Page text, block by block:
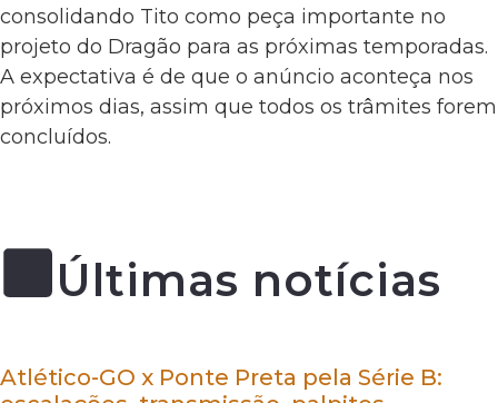
consolidando Tito como peça importante no
projeto do Dragão para as próximas temporadas.
A expectativa é de que o anúncio aconteça nos
próximos dias, assim que todos os trâmites forem
concluídos.
Últimas notícias
Atlético-GO x Ponte Preta pela Série B: